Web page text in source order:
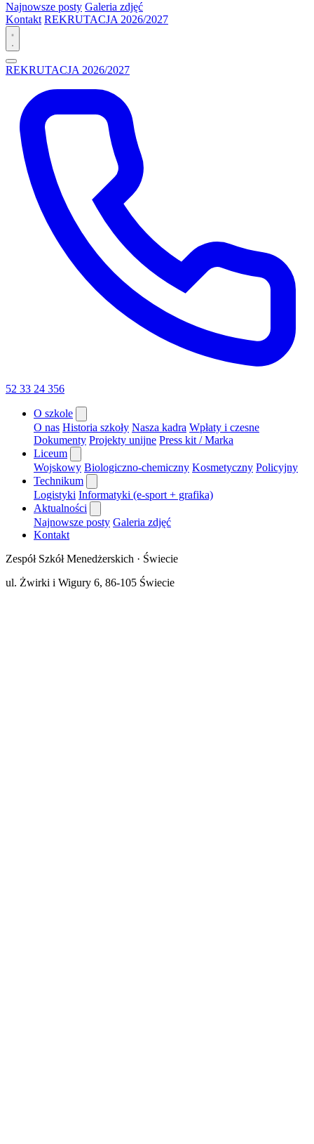
Najnowsze posty Galeria zdjęć
Kontakt REKRUTACJA 2026/2027
REKRUTACJA 2026/2027
52 33 24 356
O szkole
O nas Historia szkoły Nasza kadra Wpłaty i czesne
Dokumenty Projekty unijne Press kit / Marka
Liceum
Wojskowy Biologiczno-chemiczny Kosmetyczny Policyjny
Technikum
Logistyki Informatyki (e-sport + grafika)
Aktualności
Najnowsze posty Galeria zdjęć
Kontakt
Zespół Szkół Menedżerskich · Świecie
ul. Żwirki i Wigury 6, 86-105 Świecie